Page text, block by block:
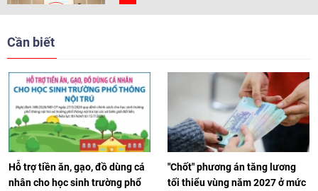
[Video] Trẻ em Đông Á cùng kiến tạo
[Video] Âm nhạc flamenco gắn kết văn
hoá Việt Nam - Tây Ban Nha
11:10 17/06/2026
Cần biết
Hỗ trợ tiền ăn, gạo, đồ dùng cá
nhân cho học sinh trường phổ
"Chốt" phương án tăng lương
tối thiểu vùng năm 2027 ở mức